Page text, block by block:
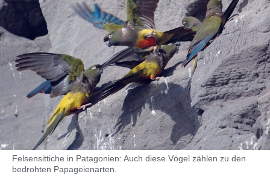
Felsensittiche in Patagonien: Auch diese Vögel zählen zu den
bedrohten Papageienarten.